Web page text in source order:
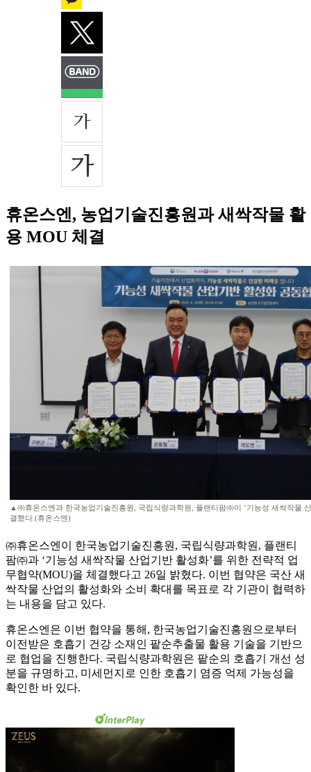
휴온스엔, 농업기술진흥원과 새싹작물 활
용 MOU 체결
▲㈜휴온스엔과 한국농업기술진흥원, 국립식량과학원, 플랜티팜㈜이 ‘기능성 새싹작물
결했다.(휴온스엔)
㈜휴온스엔이 한국농업기술진흥원, 국립식량과학원, 플랜티
팜㈜과 ‘기능성 새싹작물 산업기반 활성화’를 위한 전략적 업
무협약(MOU)을 체결했다고 26일 밝혔다. 이번 협약은 국산 새
싹작물 산업의 활성화와 소비 확대를 목표로 각 기관이 협력하
는 내용을 담고 있다.
휴온스엔은 이번 협약을 통해, 한국농업기술진흥원으로부터
이전받은 호흡기 건강 소재인 팥순추출물 활용 기술을 기반으
로 협업을 진행한다. 국립식량과학원은 팥순의 호흡기 개선 성
분을 규명하고, 미세먼지로 인한 호흡기 염증 억제 가능성을
확인한 바 있다.